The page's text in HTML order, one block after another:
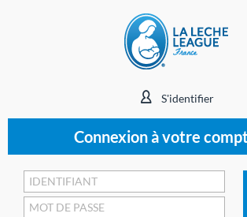
S'identifier
Connexion à votre